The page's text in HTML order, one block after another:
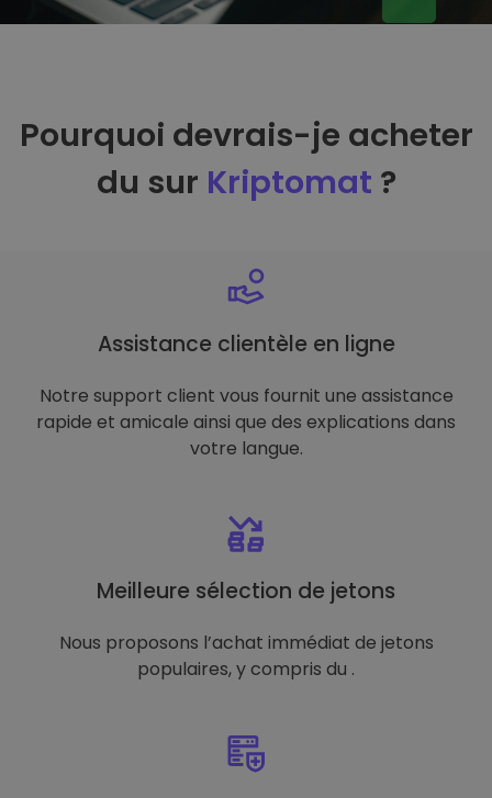
Pourquoi devrais-je acheter
du sur Kriptomat ?
Assistance clientèle en ligne
Notre support client vous fournit une assistance
rapide et amicale ainsi que des explications dans
votre langue.
Meilleure sélection de jetons
Nous proposons l’achat immédiat de jetons
populaires, y compris du .